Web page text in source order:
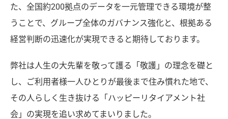
た、全国約200拠点のデータを一元管理できる環境が整
うことで、グループ全体のガバナンス強化と、根拠ある
経営判断の迅速化が実現できると期待しております。
弊社は人生の大先輩を敬って護る「敬護」の理念を礎と
し、ご利用者様一人ひとりが最後まで住み慣れた地で、
その人らしく生き抜ける「ハッピーリタイアメント社
会」の実現を追い求めてまいりました。